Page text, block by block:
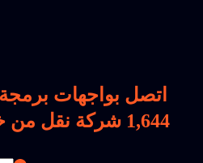
اتصل بواجهات برمجة
1,644 شركة نقل من